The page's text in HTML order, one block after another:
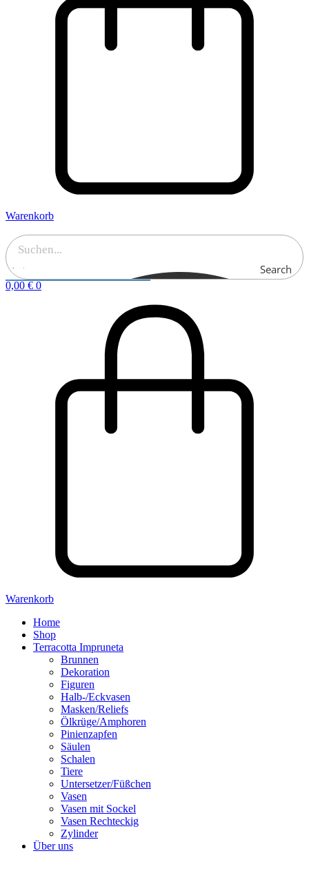
Warenkorb
Search
0,00 € 0
Warenkorb
Home
Shop
Terracotta Impruneta
Brunnen
Dekoration
Figuren
Halb-/Eckvasen
Masken/Reliefs
Ölkrüge/Amphoren
Pinienzapfen
Säulen
Schalen
Tiere
Untersetzer/Füßchen
Vasen
Vasen mit Sockel
Vasen Rechteckig
Zylinder
Über uns